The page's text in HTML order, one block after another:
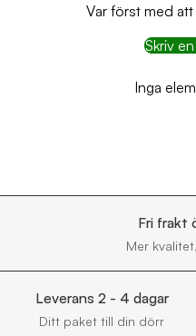
Var först med
Skriv
Inga
Fri frakt
Mer
Leverans 2 - 4 dagar
Ditt paket till din dörr